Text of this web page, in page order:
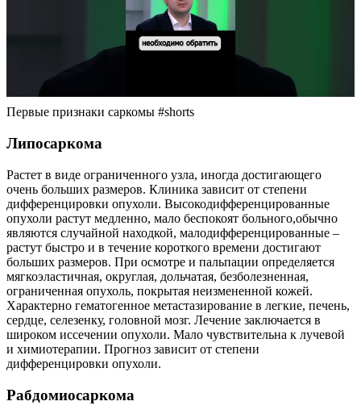
Первые признаки саркомы #shorts
Липосаркома
Растет в виде ограниченного узла, иногда достигающего
очень больших размеров. Клиника зависит от степени
дифференцировки опухоли. Высокодифференцированные
опухоли растут медленно, мало беспокоят больного,обычно
являются случайной находкой, малодифференцированные –
растут быстро и в течение короткого времени достигают
больших размеров. При осмотре и пальпации определяется
мягкоэластичная, округлая, дольчатая, безболезненная,
ограниченная опухоль, покрытая неизмененной кожей.
Характерно гематогенное метастазирование в легкие, печень,
сердце, селезенку, головной мозг. Лечение заключается в
широком иссечении опухоли. Мало чувствительна к лучевой
и химиотерапии. Прогноз зависит от степени
дифференцировки опухоли.
Рабдомиосаркома